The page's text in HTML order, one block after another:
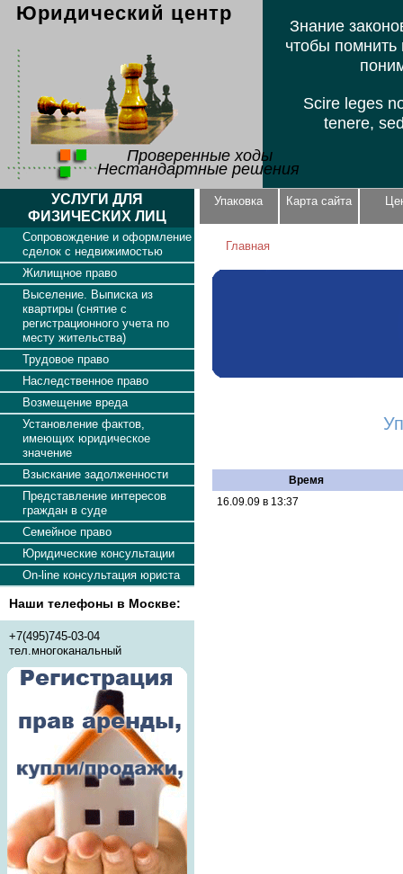
УСЛУГИ ДЛЯ
ФИЗИЧЕСКИХ ЛИЦ
Сопровождение и оформление
сделок с недвижимостью
Жилищное право
Выселение. Выписка из
квартиры (снятие с
регистрационного учета по
месту жительства)
Трудовое право
Наследственное право
Возмещение вреда
Установление фактов,
имеющих юридическое
значение
Взыскание задолженности
Представление интересов
граждан в суде
Семейное право
Юридические консультации
On-line консультация юриста
Наши телефоны в Москве:
+7(495)745-03-04
тел.многоканальный
Упаковка Карта сайта
Главная
Время
16.09.09 в 13:37
Юридический центр
Проверенные ходы
Нестандартные решения
Знание
чтобы помнить
Scire leges
tenere,